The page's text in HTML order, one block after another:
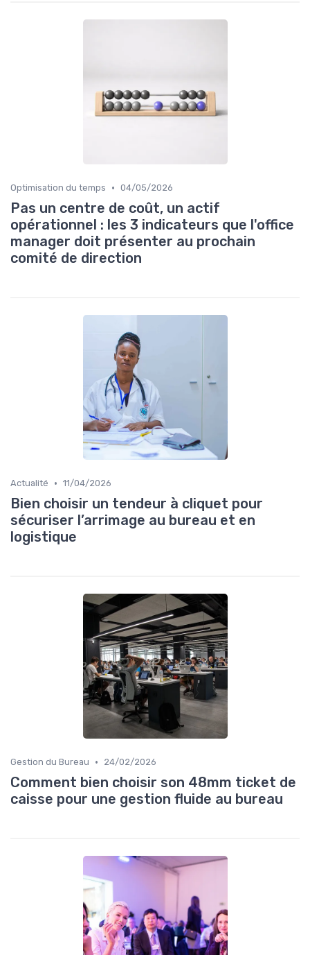
Optimisation du temps • 04/05/2026
Pas un centre de coût, un actif
opérationnel : les 3 indicateurs que l'office
manager doit présenter au prochain
comité de direction
Actualité • 11/04/2026
Bien choisir un tendeur à cliquet pour
sécuriser l’arrimage au bureau et en
logistique
Gestion du Bureau • 24/02/2026
Comment bien choisir son 48mm ticket de
caisse pour une gestion fluide au bureau